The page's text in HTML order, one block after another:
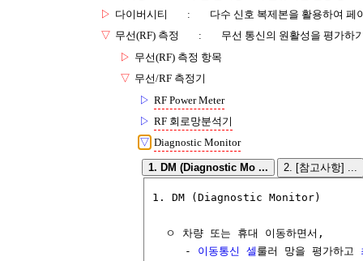
▷ 다이버시티 :
다수 신호 복제본을 활용하여 페
▽ 무선(RF) 측정 :
무선 통신의 원활성을 평가하
▷ 무선(RF) 측정 항목
▽ 무선/RF 측정기
▷ RF Power Meter
▷ RF 회로망분석기
▽ Diagnostic Monitor
1. DM (Diagnostic Mo ... 2. [참고사항] ...
1. DM (Diagnostic Monitor)
  ㅇ 차량 또는 휴대 이동하면서,
     -
이동통신 셀 룰러 망을 평가하고